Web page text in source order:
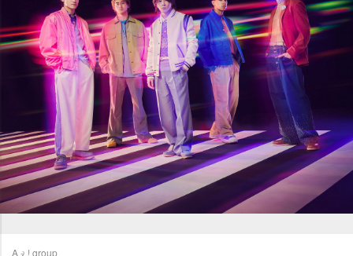
Aぇ! group